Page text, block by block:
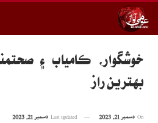
خوشگوار، ڪامياب ۽
بهترين راز